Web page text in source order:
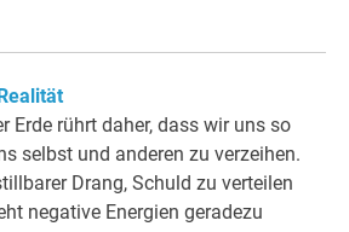
Erde rührt daher, dass wir uns so
selbst und anderen zu verzeihen.
Drang, Schuld zu verteilen
negative Energien geradezu